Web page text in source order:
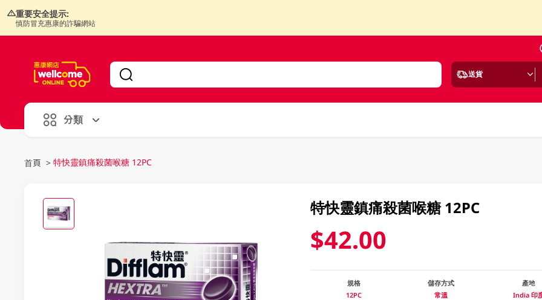
重要安全提示:
慎防冒充惠康的詐騙網站
送貨
分類
首頁 > 特快靈鎮痛殺菌喉糖 12PC
特快靈鎮痛殺菌喉糖 12PC
$42.00
規格
12PC
儲存方式
常溫
產地
India 印